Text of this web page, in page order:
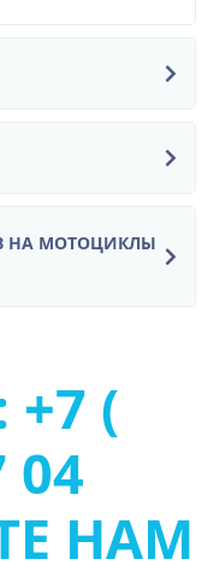
НА МОТОЦИКЛЫ
(
04
НАМ